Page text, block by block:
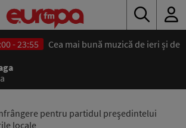
- 23:55
Cea mai bună muzică de ieri și de
pentru partidul preşedintelui
locale